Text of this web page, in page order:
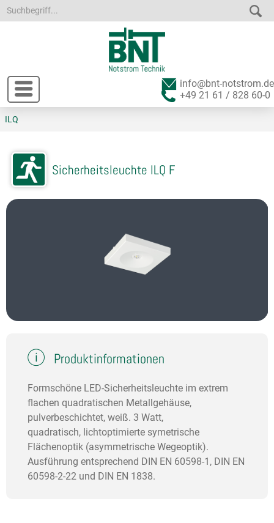
info@bnt-notstrom.de
+49 21 61 / 828 60-0
ILQ
Sicherheitsleuchte ILQ F
Produktinformationen
Formschöne LED-Sicherheitsleuchte im extrem
flachen quadratischen Metallgehäuse,
pulverbeschichtet, weiß. 3 Watt,
quadratisch, lichtoptimierte symetrische
Flächenoptik (asymmetrische Wegeoptik).
Ausführung entsprechend DIN EN 60598-1, DIN EN
60598-2-22 und DIN EN 1838.